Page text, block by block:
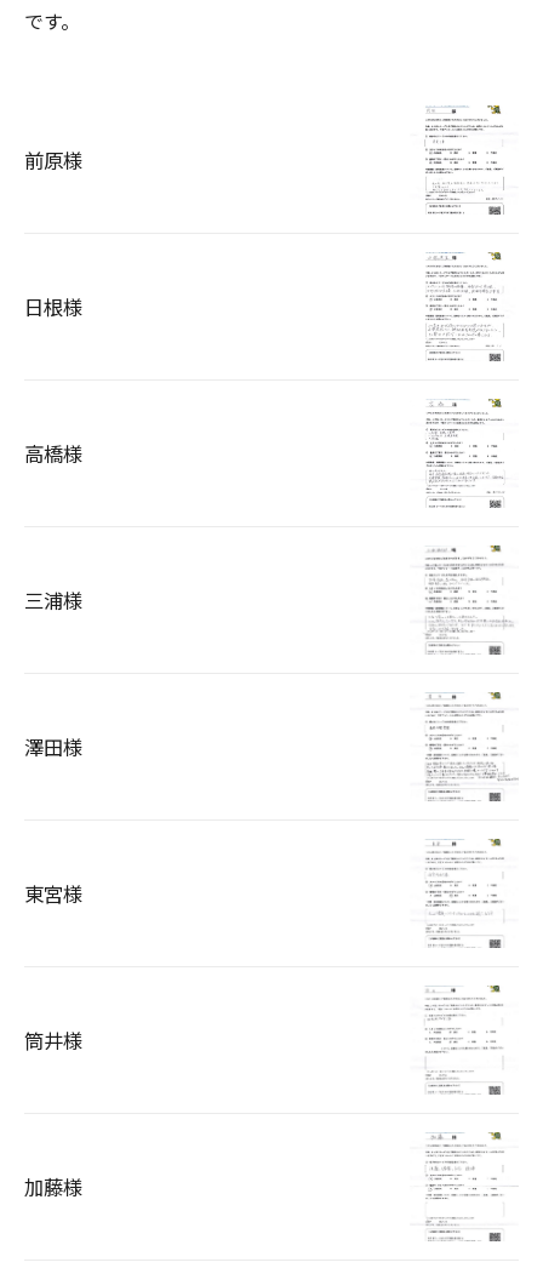
です。
前原様
日根様
高橋様
三浦様
澤田様
東宮様
筒井様
加藤様